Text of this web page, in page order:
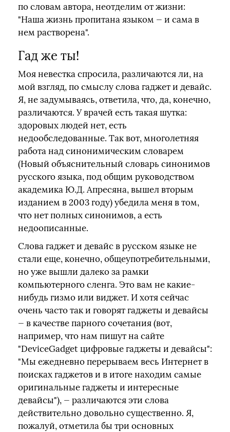
по словам автора, неотделим от жизни:
"Наша жизнь пропитана языком — и сама в
нем растворена".
Гад же ты!
Моя невестка спросила, различаются ли, на
мой взгляд, по смыслу слова гаджет и девайс.
Я, не задумываясь, ответила, что, да, конечно,
различаются. У врачей есть такая шутка:
здоровых людей нет, есть
недообследованные. Так вот, многолетняя
работа над синонимическим словарем
(Новый объяснительный словарь синонимов
русского языка, под общим руководством
академика Ю.Д. Апресяна, вышел вторым
изданием в 2003 году) убедила меня в том,
что нет полных синонимов, а есть
недоописанные.
Слова гаджет и девайс в русском языке не
стали еще, конечно, общеупотребительными,
но уже вышли далеко за рамки
компьютерного сленга. Это вам не какие-
нибудь гизмо или виджет. И хотя сейчас
очень часто так и говорят гаджеты и девайсы
— в качестве парного сочетания (вот,
например, что нам пишут на сайте
"DeviceGadget цифровые гаджеты и девайсы":
"Мы ежедневно перерываем весь Интернет в
поисках гаджетов и в итоге находим самые
оригинальные гаджеты и интересные
девайсы"), — различаются эти слова
действительно довольно существенно. Я,
пожалуй, отметила бы три основных